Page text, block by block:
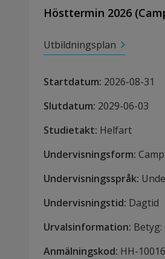
Hösttermin 2026 (
Utbildningsplan
Startdatum: 2026-08-31
Slutdatum: 2029-06-03
Studietakt: Helfart
Undervisningsform:
Undervisningsspråk:
Undervisningstid: Dagtid
Urvalsinformation: Betyg:
Anmälningskod: HH-10016